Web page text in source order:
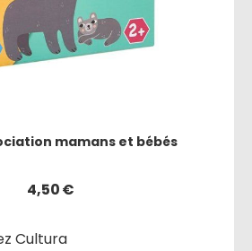
mamans et bébés
4,50€
Cultura